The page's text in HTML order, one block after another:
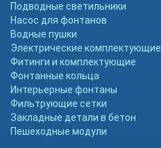
Подводные светильники
Насос для фонтанов
Водные пушки
Электрические комплектующие
Фитинги и комплектующие
Фонтанные кольца
Интерьерные фонтаны
Фильтрующие сетки
Закладные детали в бетон
Пешеходные модули